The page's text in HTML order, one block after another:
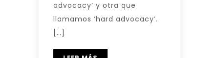
advocacy’ y otra que
llamamos ‘hard advocacy’.
[…]